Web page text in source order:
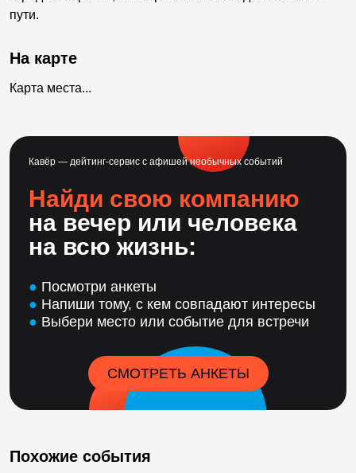
пути.
На карте
Карта места...
Кавёр — дейтинг-сервис с афишей необычных событий
Найди свою компанию
на вечер или человека
на всю жизнь:
● Посмотри анкеты
● Напиши тому, с кем совпадают интересы
● Выбери место или событие для встречи
СМОТРЕТЬ АНКЕТЫ
Похожие события